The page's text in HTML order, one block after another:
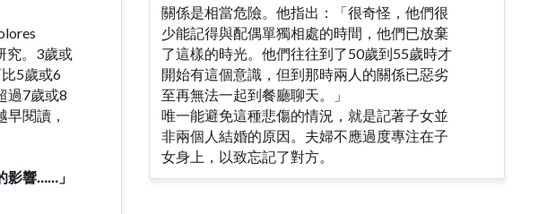
究。3歲或
5歲或6
過7歲或8
閱讀，
影響…… 」
關係是相當危險。他指出：「很奇怪，他們很
少能記得與配偶單獨相處的時間，他們已放棄
了這樣的時光。他們往往到了50歲到55歲時才
開始有這個意識，但到那時兩人的關係已惡劣
至再無法一起到餐廳聊天。」
唯一能避免這種悲傷的情況，就是記著子女並
非兩個人結婚的原因。夫婦不應過度專注在子
女身上，以致忘記了對方。